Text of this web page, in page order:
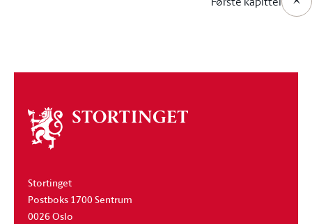
Om
stortinget
Stortinget
Postboks 1700 Sentrum
0026 Oslo